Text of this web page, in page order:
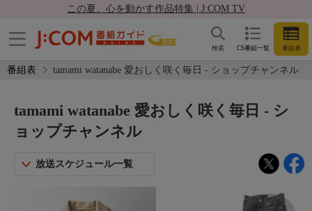
この夏、心を動かす作品特集 | J:COM TV
CS番組一覧 番組表
検索
番組表 tamami watanabe 愛おしく咲く毎日 - ショップチャンネル
tamami watanabe 愛おしく咲く毎日 - シ
ョップチャンネル
放送スケジュール一覧